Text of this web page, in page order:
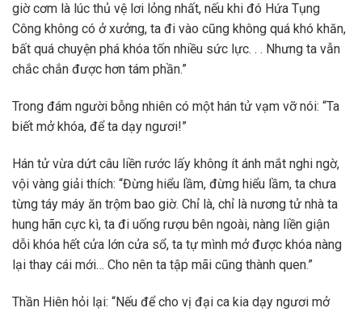
giờ cơm là lúc thủ vệ lơi lỏng nhất, nếu khi đó Hứa Tụng
Công không có ở xưởng, ta đi vào cũng không quá khó khăn,
bất quá chuyện phá khóa tốn nhiều sức lực. . . Nhưng ta vẫn
chắc chắn được hơn tám phần.”
Trong đám người bỗng nhiên có một hán tử vạm vỡ nói: “Ta
biết mở khóa, để ta dạy ngươi!”
Hán tử vừa dứt câu liền rước lấy không ít ánh mắt nghi ngờ,
vội vàng giải thích: “Đừng hiểu lầm, đừng hiểu lầm, ta chưa
từng táy máy ăn trộm bao giờ. Chỉ là, chỉ là nương tử nhà ta
hung hãn cực kì, ta đi uống rượu bên ngoài, nàng liền giận
dỗi khóa hết cửa lớn cửa sổ, ta tự mình mở được khóa nàng
lại thay cái mới… Cho nên ta tập mãi cũng thành quen.”
Thần Hiên hỏi lại: “Nếu để cho vị đại ca kia dạy ngươi mở